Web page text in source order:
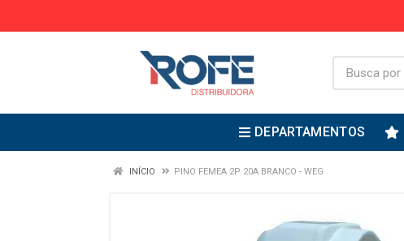
DEPARTAMENTOS
INÍCIO PINO FEMEA 2P 20A BRANCO - WEG